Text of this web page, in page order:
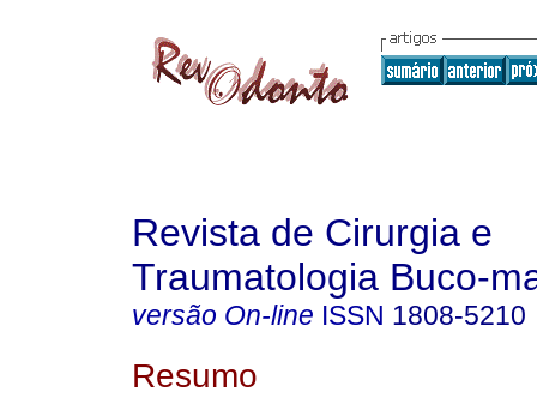
Revista de Cirurgia e
Traumatologia Buco-
versão On-line ISSN 1808-5210
Resumo